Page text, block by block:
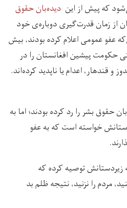
که پیش از این دیده‌بان حقوق
از زمان قدرت‌گیری دوباره‌ی‌ خود
این‌که عفو عمومی اعلام کرده بودند، بیش
حکومت پیشین افغانستان را در
و قندهار، اعدام یا ناپدید کرده‌اند.
حقوق بشر را رد کرده بودند؛ اما به
خواسته است که به عفو
زیردستانش توصیه کرده که
مردم را نزنید، نتیجه ظلم بد